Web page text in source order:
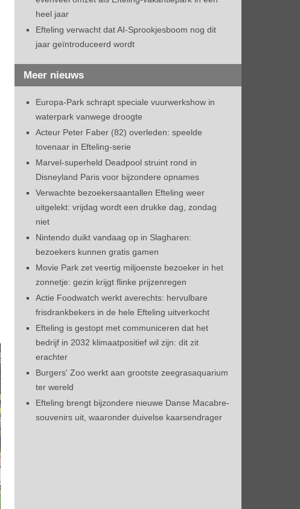
heel jaar
Efteling verwacht dat AI-Sprookjesboom nog dit
jaar geïntroduceerd wordt
Meer nieuws
Europa-Park schrapt speciale vuurwerkshow in
waterpark vanwege droogte
Acteur Peter Faber (82) overleden: speelde
tovenaar in Efteling-serie
Marvel-superheld Deadpool struint rond in
Disneyland Paris voor bijzondere opnames
Verwachte bezoekersaantallen Efteling weer
uitgelekt: vrijdag wordt een drukke dag, zondag
niet
Nintendo duikt vandaag op in Slagharen:
bezoekers kunnen gratis gamen
Movie Park zet veertig miljoenste bezoeker in het
zonnetje: gezin krijgt flinke prijzenregen
Actie Foodwatch werkt averechts: hervulbare
frisdrankbekers in de hele Efteling uitverkocht
Efteling is gestopt met communiceren dat het
bedrijf in 2032 klimaatpositief wil zijn: dit zit
erachter
Burgers' Zoo werkt aan grootste zeegrasaquarium
ter wereld
Efteling brengt bijzondere nieuwe Danse Macabre-
souvenirs uit, waaronder duivelse kaarsendrager